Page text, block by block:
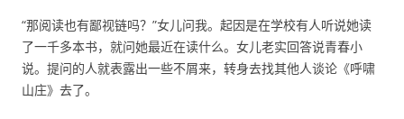
“那阅读也有鄙视链吗？”女儿问我。起因是在学校有人听说她读
了一千多本书，就问她最近在读什么。女儿老实回答说青春小
说。提问的人就表露出一些不屑来，转身去找其他人谈论《呼啸
山庄》去了。